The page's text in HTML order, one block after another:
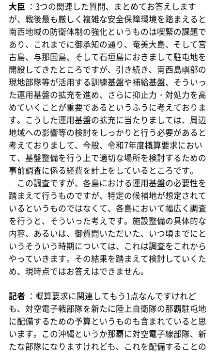
大臣 ：3つの関連した質問、まとめてお答えします
が、戦後最も厳しく複雑な安全保障環境を踏まえると
南西地域の防衛体制の強化というものは喫緊の課題で
あり、これまでに御承知の通り、奄美大島、そして宮
古島、与那国島、そして石垣島におきまして駐屯地を
開設してきたところですが、引き続き、南西島嶼部の
現地部隊等が活用する訓練基盤や補給基盤、そういっ
た運用基盤の拡充を進め、さらに抑止力・対処力を高
めていくことが重要であるというふうに考えておりま
す。こうした運用基盤の拡充に当たりましては、周辺
地域への影響等の検討をしっかりと行う必要があると
考えておりまして、今般、令和7年度概算要求におい
て、基盤整備を行う上で適切な場所を検討するための
事前調査に係る経費を計上をしているところです。
この調査ですが、各島における運用基盤の必要性を
踏まえて行うものですが、特定の候補地が想定されて
いるというものではなくて、各島において幅広く調査
を行うと、そういった考えです。施設整備の具体的な
内容、あるいは、御質問いただいた、いつ頃までにと
いうそういう時期については、これは調査をこれから
やっていきます。その結果を踏まえて検討していくた
め、現時点ではお答えはできません。
記者 ：概算要求に関連してもう1点なんですけれど
も、対空電子戦部隊を新たに陸上自衛隊の那覇駐屯地
に配備するための予算というものも含まれていると思
います。この沖縄というか那覇に対空電子線部隊、新
たな部隊になりますけれども、これを配備することの